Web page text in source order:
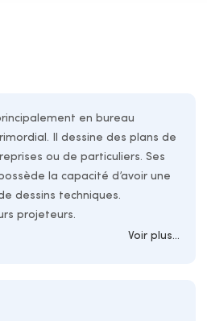
en bureau
Il dessine des plans de
ou de particuliers. Ses
la capacité d’avoir une
dessins techniques.
projeteurs.
Voir plus...